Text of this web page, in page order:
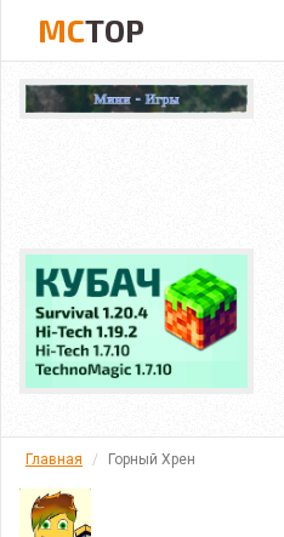
MCTOP
Главная Горный Хрен